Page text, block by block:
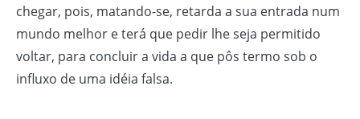
chegar, pois, matando-se, retarda a sua entrada num
mundo melhor e terá que pedir lhe seja permitido
voltar, para concluir a vida a que pôs termo sob o
influxo de uma idéia falsa.